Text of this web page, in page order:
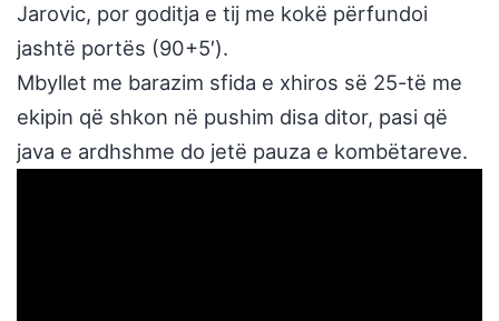
Jarovic, por goditja e tij me kokë përfundoi
jashtë portës (90+5′).
Mbyllet me barazim sfida e xhiros së 25-të me
ekipin që shkon në pushim disa ditor, pasi që
java e ardhshme do jetë pauza e kombëtareve.